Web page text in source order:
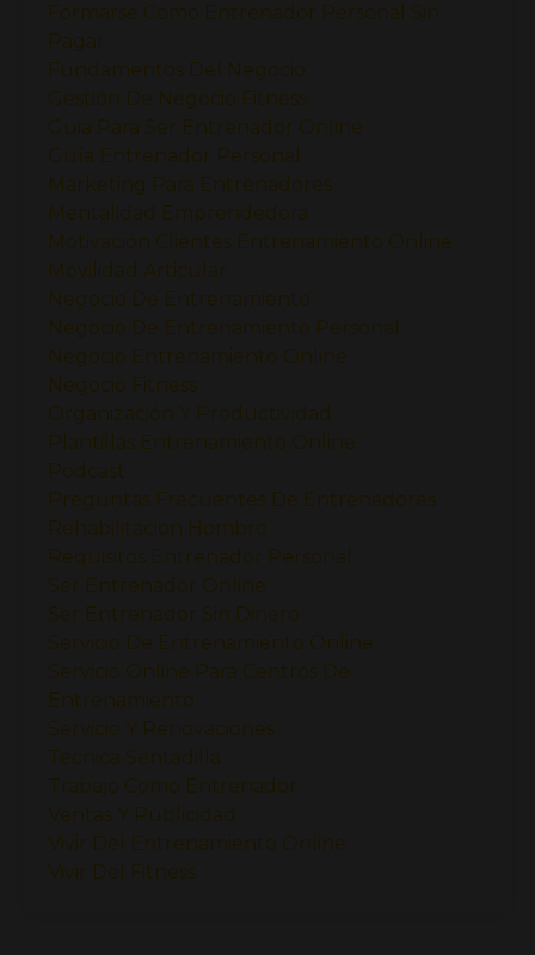
Formarse Como Entrenador Personal Sin
Pagar
Fundamentos Del Negocio
Gestión De Negocio Fitness
Guia Para Ser Entrenador Online
Guía Entrenador Personal
Marketing Para Entrenadores
Mentalidad Emprendedora
Motivación Clientes Entrenamiento Online
Movilidad Articular
Negocio De Entrenamiento
Negocio De Entrenamiento Personal
Negocio Entrenamiento Online
Negocio Fitness
Organización Y Productividad
Plantillas Entrenamiento Online
Podcast
Preguntas Frecuentes De Entrenadores
Rehabilitacion Hombro
Requisitos Entrenador Personal
Ser Entrenador Online
Ser Entrenador Sin Dinero
Servicio De Entrenamiento Online
Servicio Online Para Centros De
Entrenamiento
Servicio Y Renovaciones
Tecnica Sentadilla
Trabajo Como Entrenador
Ventas Y Publicidad
Vivir Del Entrenamiento Online
Vivir Del Fitness